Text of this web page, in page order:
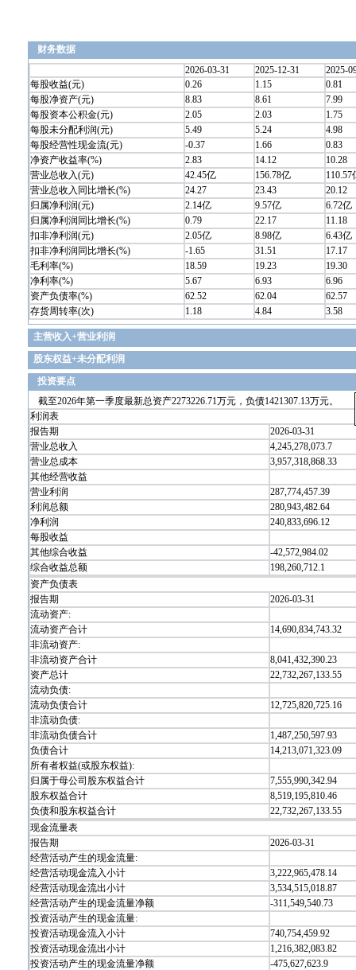
财务数据
2026-03-31
2025-12-31
2025-
每股收益(元)
0.26 1.15
0.81
每股净资产(元)
8.83 8.61
7.99
每股资本公积金(元)
2.05 2.03
1.75
每股未分配利润(元)
5.49 5.24
4.98
每股经营性现金流(元)
-0.37 1.66
0.83
净资产收益率(%)
2.83 14.12
10.28
营业总收入(元)
42.45亿 156.78亿
110.57
营业总收入同比增长(%)
24.27 23.43
20.12
归属净利润(元)
2.14亿 9.57亿
6.72亿
归属净利润同比增长(%)
0.79 22.17
11.18
扣非净利润(元)
2.05亿 8.98亿
6.43亿
扣非净利润同比增长(%)
-1.65 31.51
17.17
毛利率(%)
18.59 19.23
19.30
净利率(%)
5.67 6.93
6.96
资产负债率(%)
62.52 62.04
62.57
存货周转率(次)
1.18 4.84 3.58
主营收入+营业利润
股东权益+未分配利润
投资要点
截至2026年第一季度最新总资产2273226.71万元，负债1421307.13万元。
利润表
报告期
2026-03-31
营业总收入
4,245,278,073.7
营业总成本
3,957,318,868.33
其他经营收益
营业利润
287,774,457.39
利润总额
280,943,482.64
净利润
240,833,696.12
每股收益
其他综合收益
-42,572,984.02
综合收益总额
198,260,712.1
资产负债表
报告期
2026-03-31
流动资产:
流动资产合计
14,690,834,743.32
非流动资产:
非流动资产合计
8,041,432,390.23
资产总计
22,732,267,133.55
流动负债:
流动负债合计
12,725,820,725.16
非流动负债:
非流动负债合计
1,487,250,597.93
负债合计
14,213,071,323.09
所有者权益(或股东权益):
归属于母公司股东权益合计
7,555,990,342.94
股东权益合计
8,519,195,810.46
负债和股东权益合计
22,732,267,133.55
现金流量表
报告期
2026-03-31
经营活动产生的现金流量:
经营活动现金流入小计
3,222,965,478.14
经营活动现金流出小计
3,534,515,018.87
经营活动产生的现金流量净额
-311,549,540.73
投资活动产生的现金流量:
投资活动现金流入小计
740,754,459.92
投资活动现金流出小计
1,216,382,083.82
投资活动产生的现金流量净额
-475,627,623.9